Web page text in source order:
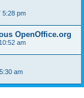
5:28 pm
OpenOffice.org
am
am